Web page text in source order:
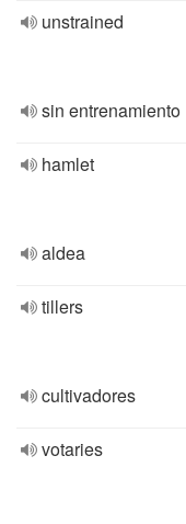
unstrained
sin entrenamiento
hamlet
aldea
tillers
cultivadores
votaries